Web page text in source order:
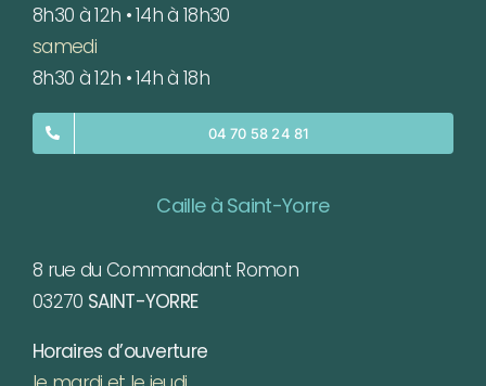
8h30 à 12h • 14h à 18h30
samedi
8h30 à 12h • 14h à 18h
04 70 58 24 81
Caille à Saint-Yorre
8 rue du Commandant Romon
03270 SAINT-YORRE
Horaires d’ouverture